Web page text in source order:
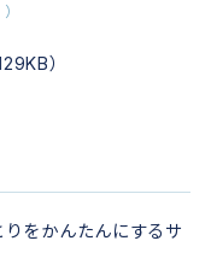
）
をかんたんにするサ